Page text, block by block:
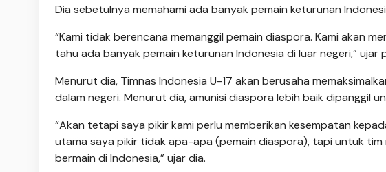
Dia sebetulnya memahami ada banyak pemain keturunan
“Kami tidak berencana memanggil pemain diaspora. Kami akan
tahu ada banyak pemain keturunan Indonesia di luar negeri,”
Menurut dia, Timnas Indonesia U-17 akan berusaha
dalam negeri. Menurut dia, amunisi diaspora lebih baik dipanggil
“Akan tetapi saya pikir kami perlu memberikan kesempatan
utama saya pikir tidak apa-apa (pemain diaspora), tapi untuk tim
bermain di Indonesia,” ujar dia.